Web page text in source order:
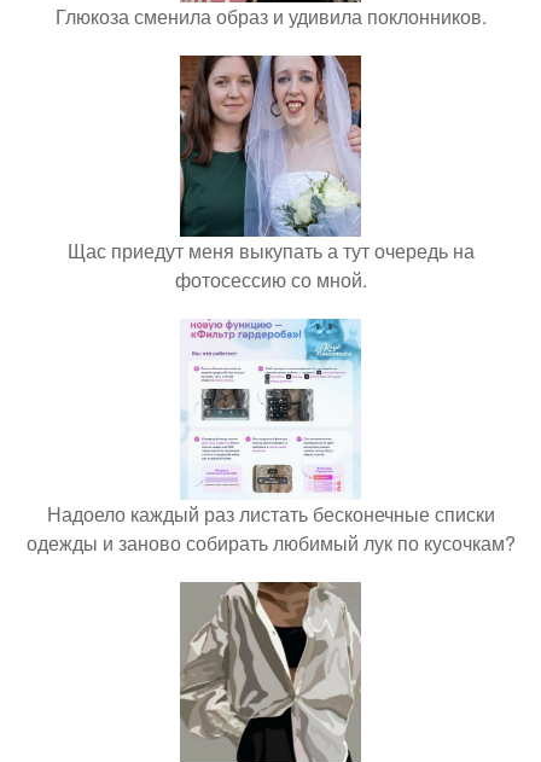
Глюкоза сменила образ и удивила поклонников.
Щас приедут меня выкупать а тут очередь на
фотосессию со мной.
Надоело каждый раз листать бесконечные списки
одежды и заново собирать любимый лук по кусочкам?